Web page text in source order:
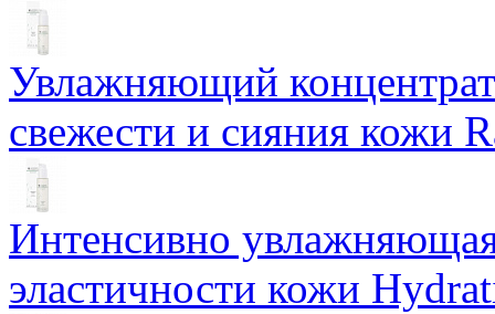
Увлажняющий
свежести и сияния кожи
Интенсивно
эластичности кожи